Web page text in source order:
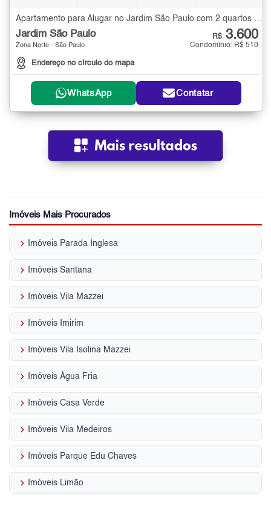
Apartamento para Alugar no Jardim São Paulo com 2 quartos - 49 m²
Jardim São Paulo
Zona Norte - São Paulo
Endereço no círculo do mapa
R$ 3.600
Condomínio: R$ 510
WhatsApp Contatar
Imóveis Mais Procurados
keyboard_arrow_right Imóveis Parada Inglesa
keyboard_arrow_right Imóveis Santana
keyboard_arrow_right Imóveis Vila Mazzei
keyboard_arrow_right Imóveis Imirim
keyboard_arrow_right Imóveis Vila Isolina Mazzei
keyboard_arrow_right Imóveis Água Fria
keyboard_arrow_right Imóveis Casa Verde
keyboard_arrow_right Imóveis Vila Medeiros
keyboard_arrow_right Imóveis Parque Edu Chaves
keyboard_arrow_right Imóveis Limão